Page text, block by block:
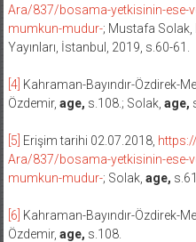
Ara/837/bosama-yetkisinin-ese-
mumkun-mudur-; Mustafa Solak,
Yayınları, İstanbul, 2019, s.60-61.
[4] Kahraman-Bayındır-Özdirek-
Özdemir, age, s.108.; Solak, age,
[5] Erişim tarihi 02.07.2018,
Ara/837/bosama-yetkisinin-ese-
mumkun-mudur-; Solak, age, s.61.
[6] Kahraman-Bayındır-Özdirek-
Özdemir, age, s.108.